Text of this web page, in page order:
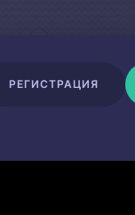
РЕГИСТРАЦИЯ